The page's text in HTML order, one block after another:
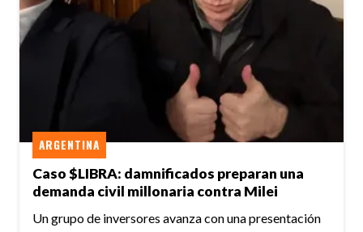
Caso $LIBRA: damnificados preparan una
demanda civil millonaria contra Milei
ARGENTINA
Un grupo de inversores avanza con una presentación